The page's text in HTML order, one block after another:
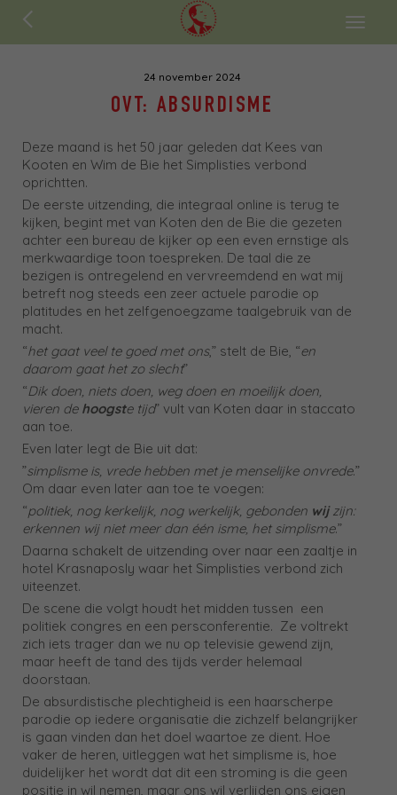
Toggle
24 november 2024
OVT: ABSURDISME
Deze maand is het 50 jaar geleden dat Kees van
Kooten en Wim de Bie het Simplisties verbond
oprichtten.
De eerste uitzending, die integraal online is terug te
kijken, begint met van Koten den de Bie die gezeten
achter een bureau de kijker op een even ernstige als
merkwaardige toon toespreken. De taal die ze
bezigen is ontregelend en vervreemdend en wat mij
betreft nog steeds een zeer actuele parodie op
platitudes en het zelfgenoegzame taalgebruik van de
macht.
“het gaat veel te goed met ons,” stelt de Bie, “en
daarom gaat het zo slecht”
“Dik doen, niets doen, weg doen en moeilijk doen,
vieren de hoogste tijd” vult van Koten daar in staccato
aan toe.
Even later legt de Bie uit dat:
”simplisme is, vrede hebben met je menselijke onvrede.”
Om daar even later aan toe te voegen:
“politiek, nog kerkelijk, nog werkelijk, gebonden wijzijn:
erkennen wij niet meer dan één isme, het simplisme.”
Daarna schakelt de uitzending over naar een zaaltje in
hotel Krasnaposly waar het Simplisties verbond zich
uiteenzet.
De scene die volgt houdt het midden tussen een
politiek congres en een persconferentie. Ze voltrekt
zich iets trager dan we nu op televisie gewend zijn,
maar heeft de tand des tijds verder helemaal
doorstaan.
De absurdistische plechtigheid is een haarscherpe
parodie op iedere organisatie die zichzelf belangrijker
is gaan vinden dan het doel waartoe ze dient. Hoe
vaker de heren, uitleggen wat het simplisme is, hoe
duidelijker het wordt dat dit een stroming is die geen
positie in wil nemen, maar ons wil verlijden ons eigen